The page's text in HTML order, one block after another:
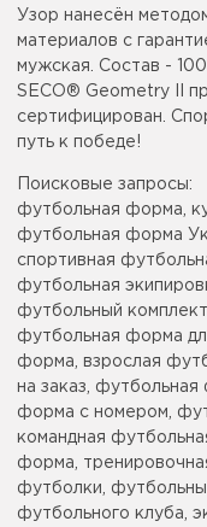
Узор нанесён
материалов с
мужская. Состав -
SECO® Geometry II
сертифицирован.
путь к победе!
Поисковые запросы:
футбольная форма,
футбольная форма
спортивная
футбольная
футбольный
футбольная форма
форма, взрослая
на заказ,
форма с номером,
командная
форма,
футболки,
футбольного клуба,